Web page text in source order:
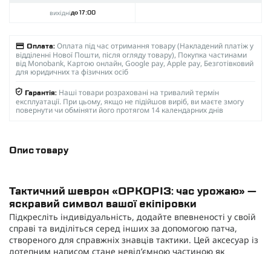
вихіднідо 17:00
Оплата: Оплата під час отримання товару (Накладений платіж у
відділенні Нової Пошти, після огляду товару), Покупка частинами
від Monobank, Картою онлайн, Google pay, Apple pay, Безготівковий
для юридичних та фізичних осіб
Гарантія: Наші товари розраховані на тривалий термін
експлуатації. При цьому, якщо не підійшов виріб, ви маєте змогу
повернути чи обміняти його протягом 14 календарних днів
Опис товару
Тактичний шеврон «ОРКОРІЗ: час урожаю» —
яскравий символ вашої екіпіровки
Підкресліть індивідуальність, додайте впевненості у своїй
справі та виділіться серед інших за допомогою патча,
створеного для справжніх знавців тактики. Цей аксесуар із
дотепним написом стане невід’ємною частиною як